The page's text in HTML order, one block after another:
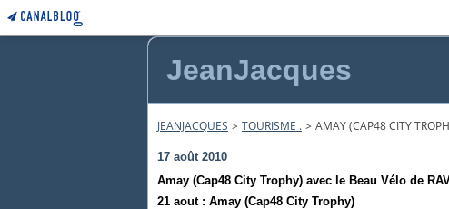
JeanJacques
JEANJACQUES > TOURISME . > AMAY (CAP48 CITY
17 août 2010
Amay (Cap48 City Trophy) avec le Beau Vélo de
21 aout : Amay (Cap48 City Trophy)